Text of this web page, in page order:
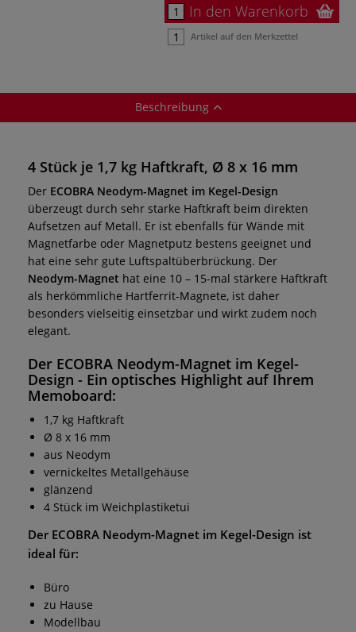
In den Warenkorb
Artikel auf den Merkzettel
Beschreibung
4 Stück je 1,7 kg Haftkraft, Ø 8 x 16 mm
Der ECOBRA Neodym-Magnet im Kegel-Design
überzeugt durch sehr starke Haftkraft beim direkten
Aufsetzen auf Metall. Er ist ebenfalls für Wände mit
Magnetfarbe oder Magnetputz bestens geeignet und
hat eine sehr gute Luftspaltüberbrückung. Der
Neodym-Magnet hat eine 10 – 15-mal stärkere Haftkraft
als herkömmliche Hartferrit-Magnete, ist daher
besonders vielseitig einsetzbar und wirkt zudem noch
elegant.
Der ECOBRA Neodym-Magnet im Kegel-
Design - Ein optisches Highlight auf Ihrem
Memoboard:
1,7 kg Haftkraft
Ø 8 x 16 mm
aus Neodym
vernickeltes Metallgehäuse
glänzend
4 Stück im Weichplastiketui
Der ECOBRA Neodym-Magnet im Kegel-Design ist
ideal für:
Büro
zu Hause
Modellbau